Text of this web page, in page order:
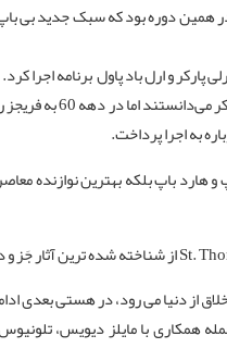
همین دوره بود که سبک جدید بی
پارکر و ارل باد پاول برنامه اجرا کرد.
در دهه 50 او را بهترین نوازنده
هارد باپ بلکه بهترین نوازنده
از دنیا می ‌رود، در هستی بعدی
بیش از 60 آلبوم از اواخر دهه 1940، از